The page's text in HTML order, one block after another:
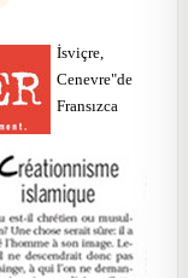
İsviçre,
Cenevre"de
Fransızca